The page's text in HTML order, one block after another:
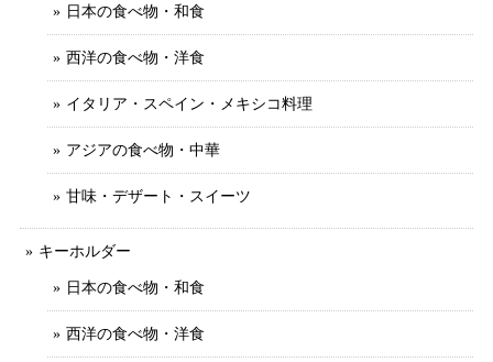
日本の食べ物・和食
西洋の食べ物・洋食
イタリア・スペイン・メキシコ料理
アジアの食べ物・中華
甘味・デザート・スイーツ
キーホルダー
日本の食べ物・和食
西洋の食べ物・洋食